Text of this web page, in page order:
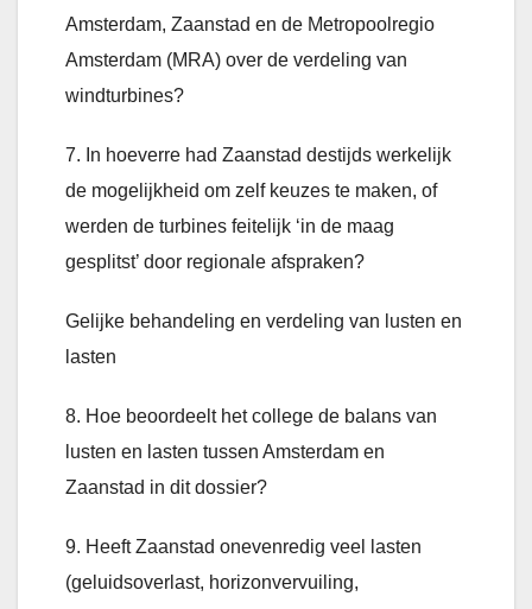
Amsterdam, Zaanstad en de Metropoolregio
Amsterdam (MRA) over de verdeling van
windturbines?
7. In hoeverre had Zaanstad destijds werkelijk
de mogelijkheid om zelf keuzes te maken, of
werden de turbines feitelijk ‘in de maag
gesplitst’ door regionale afspraken?
Gelijke behandeling en verdeling van lusten en
lasten
8. Hoe beoordeelt het college de balans van
lusten en lasten tussen Amsterdam en
Zaanstad in dit dossier?
9. Heeft Zaanstad onevenredig veel lasten
(geluidsoverlast, horizonvervuiling,